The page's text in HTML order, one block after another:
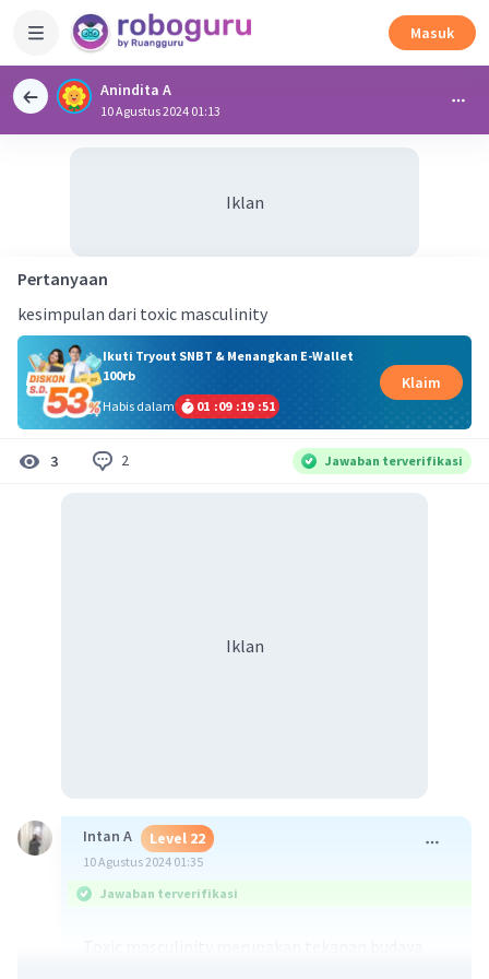
Masuk
Anindita A
10 Agustus 2024 01:13
Iklan
Pertanyaan
kesimpulan dari toxic masculinity
Ikuti Tryout SNBT & Menangkan E-Wallet
100rb
Habis dalam
01 :09 :19 :50
Klaim
3 2 Jawaban terverifikasi
Iklan
Intan A Level 22
10 Agustus 2024 01:35
Jawaban terverifikasi